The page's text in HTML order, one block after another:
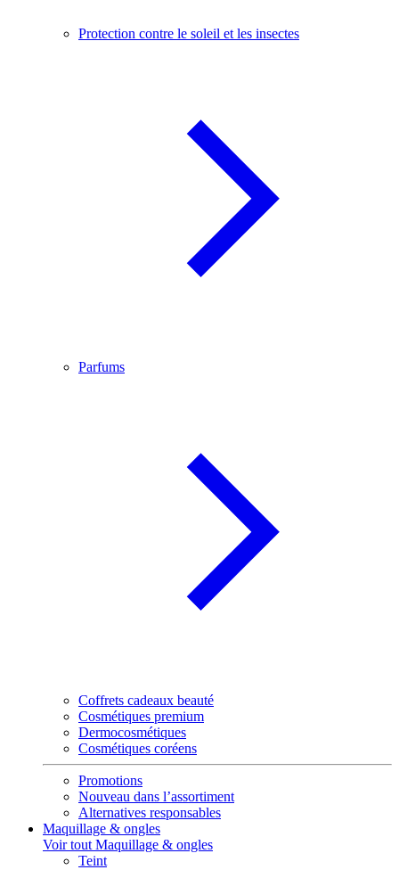
Protection contre le soleil et les insectes
Parfums
Coffrets cadeaux beauté
Cosmétiques premium
Dermocosmétiques
Cosmétiques coréens
Promotions
Nouveau dans l’assortiment
Alternatives responsables
Maquillage & ongles
Voir tout Maquillage & ongles
Teint